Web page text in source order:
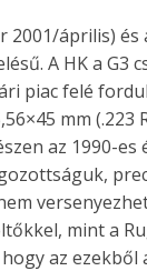
2001/április)
A HK a G3
piac felé
mm (.223
az 1990-es
mint a
az